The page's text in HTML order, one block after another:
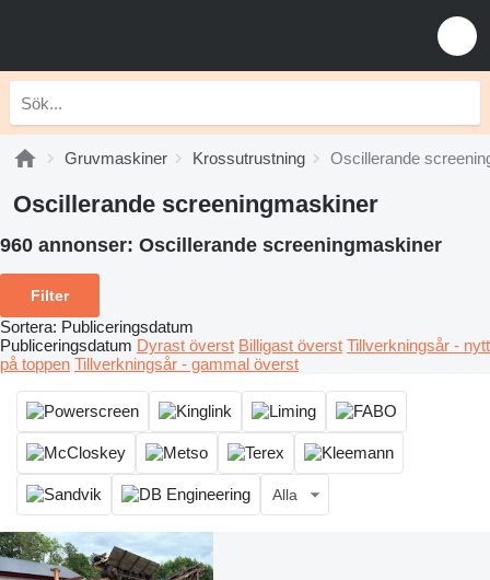
Gruvmaskiner Krossutrustning Oscillerande
Oscillerande screeningmaskiner
960 annonser: Oscillerande screeningmaskiner
Filter
Sortera: Publiceringsdatum
Publiceringsdatum Dyrast överst Billigast överst Tillverkningsår - nytt
på toppen Tillverkningsår - gammal överst
Alla